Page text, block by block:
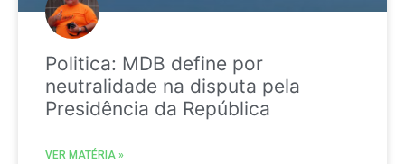
Politica: MDB define por
neutralidade na disputa pela
Presidência da República
VER MATÉRIA »